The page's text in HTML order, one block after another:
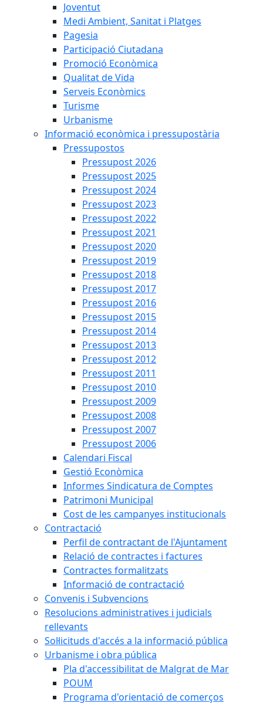
Joventut
Medi Ambient, Sanitat i Platges
Pagesia
Participació Ciutadana
Promoció Econòmica
Qualitat de Vida
Serveis Econòmics
Turisme
Urbanisme
Informació econòmica i pressupostària
Pressupostos
Pressupost 2026
Pressupost 2025
Pressupost 2024
Pressupost 2023
Pressupost 2022
Pressupost 2021
Pressupost 2020
Pressupost 2019
Pressupost 2018
Pressupost 2017
Pressupost 2016
Pressupost 2015
Pressupost 2014
Pressupost 2013
Pressupost 2012
Pressupost 2011
Pressupost 2010
Pressupost 2009
Pressupost 2008
Pressupost 2007
Pressupost 2006
Calendari Fiscal
Gestió Econòmica
Informes Sindicatura de Comptes
Patrimoni Municipal
Cost de les campanyes institucionals
Contractació
Perfil de contractant de l'Ajuntament
Relació de contractes i factures
Contractes formalitzats
Informació de contractació
Convenis i Subvencions
Resolucions administratives i judicials
rellevants
Sol·licituds d'accés a la informació pública
Urbanisme i obra pública
Pla d'accessibilitat de Malgrat de Mar
POUM
Programa d'orientació de comerços